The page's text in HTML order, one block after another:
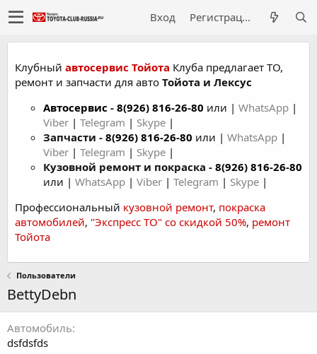
Вход Регистрация
Клубный автосервис Тойота Клуба предлагает ТО,
ремонт и запчасти для авто Тойота и Лексус
Автосервис - 8(926) 816-26-80 или | WhatsApp |
Viber | Telegram | Skype |
Запчасти - 8(926) 816-26-80 или | WhatsApp |
Viber | Telegram | Skype |
Кузовной ремонт и покраска - 8(926) 816-26-80
или | WhatsApp | Viber | Telegram | Skype |
Профессиональный кузовной ремонт, покраска
автомобилей, "Экспресс ТО" со скидкой 50%, ремонт
Тойота
Пользователи
BettyDebn
Автомобиль
dsfdsfds